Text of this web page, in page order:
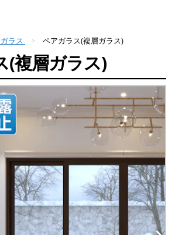
ラス ペアガラス(複層ガラス)
(複層ガラス)